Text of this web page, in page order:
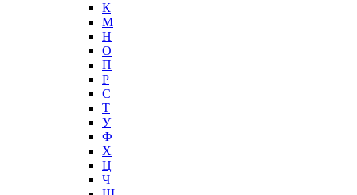
К
М
Н
О
П
Р
С
Т
У
Ф
Х
Ц
Ч